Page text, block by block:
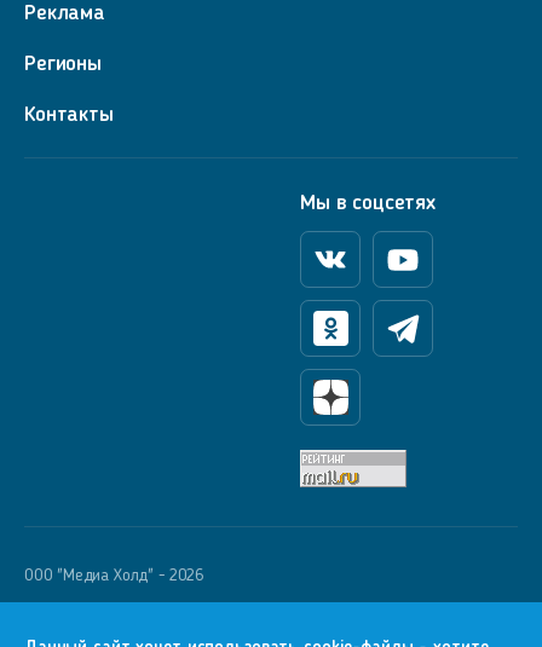
Реклама
Регионы
Контакты
Мы в соцсетях
ВконтактеYoutube
ОдноклассникиТелеграм
Яндекс Дзен
OOO "Медиа Холд" - 2026